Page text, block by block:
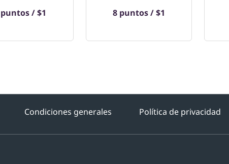
/ $1 8 puntos / $1
Condiciones generales Política de privacidad